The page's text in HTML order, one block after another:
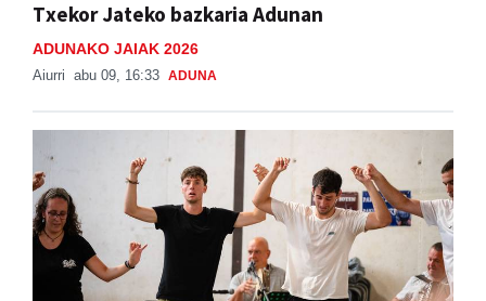
Txekor Jateko bazkaria Adunan
ADUNAKO JAIAK 2026
Aiurri abu 09, 16:33 ADUNA